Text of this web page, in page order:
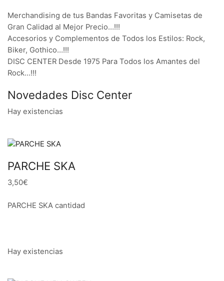
Merchandising de tus Bandas Favoritas y Camisetas de
Gran Calidad al Mejor Precio…!!!
Accesorios y Complementos de Todos los Estilos: Rock,
Biker, Gothico…!!!
DISC CENTER Desde 1975 Para Todos los Amantes del
Rock…!!!
Novedades Disc Center
Hay existencias
PARCHE SKA
3,50€
PARCHE SKA cantidad
Hay existencias